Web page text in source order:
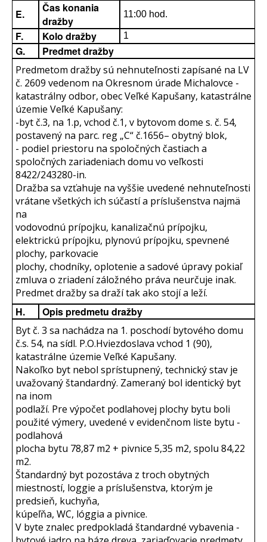
E.
Čas konania
dražby
11:00 hod.
F. Kolo dražby 1
G. Predmet dražby
Predmetom dražby sú nehnuteľnosti zapísané na LV
č. 2609 vedenom na Okresnom úrade Michalovce -
katastrálny odbor, obec Veľké Kapušany, katastrálne
územie Veľké Kapušany:
-byt č.3, na 1.p, vchod č.1, v bytovom dome s. č. 54,
postavený na parc. reg „C“ č.1656– obytný blok,
- podiel priestoru na spoločných častiach a
spoločných zariadeniach domu vo veľkosti
8422/243280-in.
Dražba sa vzťahuje na vyššie uvedené nehnuteľnosti
vrátane všetkých ich súčastí a príslušenstva najmä
na
vodovodnú prípojku, kanalizačnú prípojku,
elektrickú prípojku, plynovú prípojku, spevnené
plochy, parkovacie
plochy, chodníky, oplotenie a sadové úpravy pokiaľ
zmluva o zriadení záložného práva neurčuje inak.
Predmet dražby sa draží tak ako stojí a leží.
H. Opis predmetu dražby
Byt č. 3 sa nachádza na 1. poschodí bytového domu
č.s. 54, na sídl. P.O.Hviezdoslava vchod 1 (90),
katastrálne územie Veľké Kapušany.
Nakoľko byt nebol sprístupnený, technický stav je
uvažovaný štandardný. Zameraný bol identický byt
na inom
podlaží. Pre výpočet podlahovej plochy bytu boli
použité výmery, uvedené v evidenčnom liste bytu -
podlahová
plocha bytu 78,87 m2 + pivnice 5,35 m2, spolu 84,22
m2.
Štandardný byt pozostáva z troch obytných
miestností, loggie a príslušenstva, ktorým je
predsieň, kuchyňa,
kúpeľňa, WC, lóggia a pivnice.
V byte znalec predpokladá štandardné vybavenia -